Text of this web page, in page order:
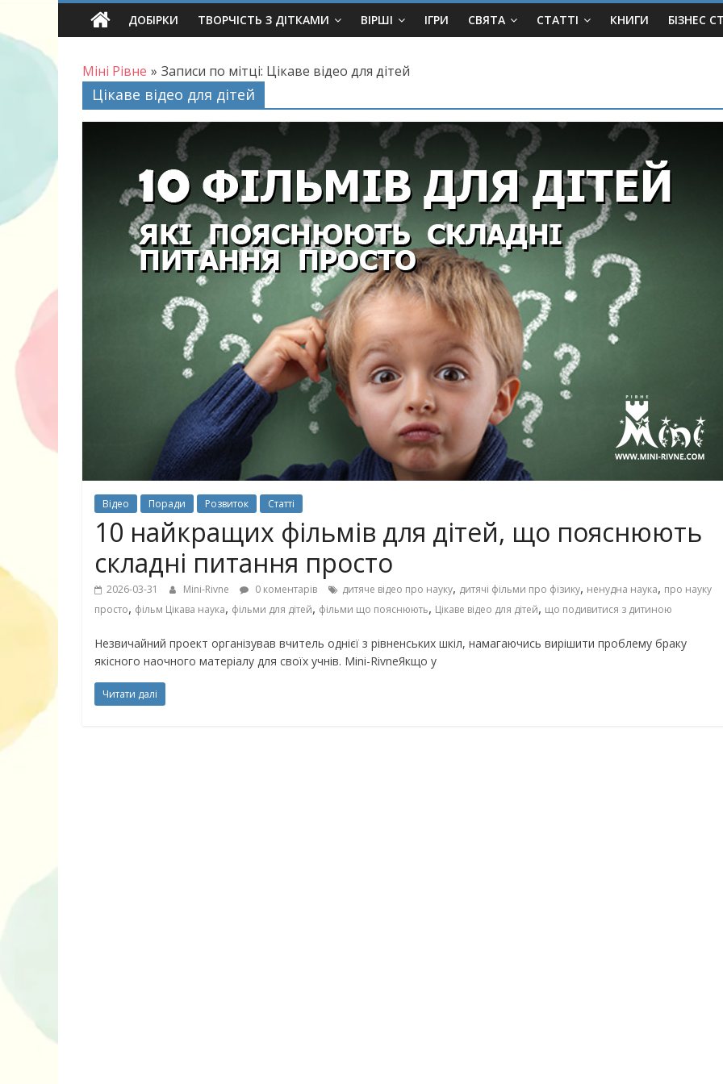
Skip
ДОБІРКИ ТВОРЧІСТЬ З ДІТКАМИ ВІРШІ ІГРИ СВЯТА СТАТТІ КНИГИ БІЗНЕС
Міні Рівне » Записи по мітці: Цікаве відео для дітей
Цікаве відео для дітей
Відео Поради Розвиток Статті
10 найкращих фільмів для дітей, що пояснюють
складні питання просто
2026-03-31 Mini-Rivne 0 коментарів дитяче відео про науку, дитячі фільми про фізику, ненудна наука, про науку
просто, фільм Цікава наука, фільми для дітей, фільми що пояснюють, Цікаве відео для дітей, що подивитися з дитиною
Незвичайний проект організував вчитель однієї з рівненських шкіл, намагаючись вирішити проблему браку
якісного наочного матеріалу для своїх учнів. Mini-RivneЯкщо у
Читати далі
30 найкрасивіших пісень про
Чарівні українські колискові
пісні для дітей (слова та
музика)